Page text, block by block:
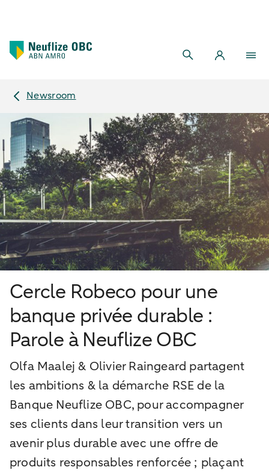
Newsroom
Cercle Robeco pour une
banque privée durable :
Parole à Neuflize OBC
Olfa Maalej & Olivier Raingeard partagent
les ambitions & la démarche RSE de la
Banque Neuflize OBC, pour accompagner
ses clients dans leur transition vers un
avenir plus durable avec une offre de
produits responsables renforcée ; plaçant